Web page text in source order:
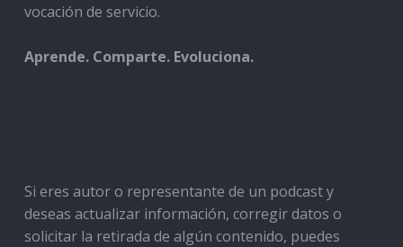
vocación de servicio.
Aprende. Comparte. Evoluciona.
Si eres autor o representante de un podcast y
deseas actualizar información, corregir datos o
solicitar la retirada de algún contenido, puedes